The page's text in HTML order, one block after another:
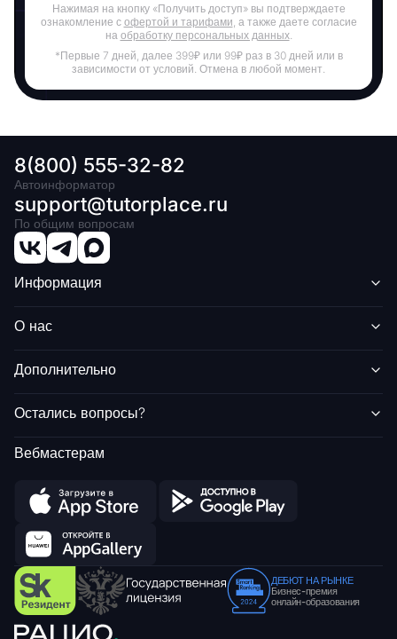
Нажимая на кнопку «Получить доступ» вы подтверждаете
ознакомление с офертой и тарифами , а также даете согласие
на обработку персональных данных.
*Первые 7 дней, далее 399₽ или 99₽ раз в 30 дней или в
зависимости от условий. Отмена в любой момент.
8(800) 555-32-82
Автоинформатор
support@tutorplace.ru
По общим вопросам
Информация
О нас
Дополнительно
Остались вопросы?
Вебмастерам
ДЕБЮТ НА РЫНКЕ
Бизнес-премия
онлайн-образования